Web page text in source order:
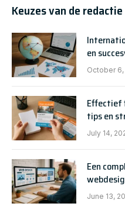
Keuzes van de redactie
en
October 6,
Effectief
tips en
July 14,
Een
June 13,